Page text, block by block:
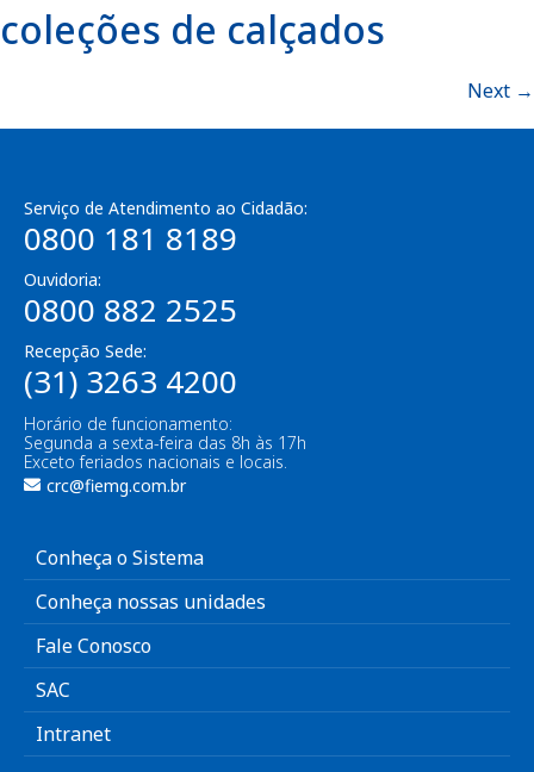
coleções de calçados
Next →
Serviço de Atendimento ao Cidadão:
0800 181 8189
Ouvidoria:
0800 882 2525
Recepção Sede:
(31) 3263 4200
Horário de funcionamento:
Segunda a sexta-feira das 8h às 17h
Exceto feriados nacionais e locais.
crc@fiemg.com.br
Conheça o Sistema
Conheça nossas unidades
Fale Conosco
SAC
Intranet